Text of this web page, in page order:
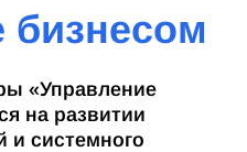
бизнесом
«Управление
на развитии
и системного